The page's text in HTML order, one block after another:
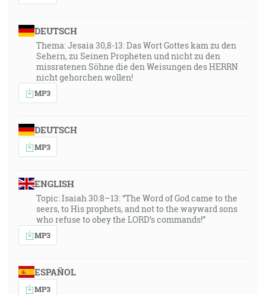
DEUTSCH
Thema: Jesaia 30,8-13: Das Wort Gottes kam zu den
Sehern, zu Seinen Propheten und nicht zu den
missratenen Söhne die den Weisungen des HERRN
nicht gehorchen wollen!
MP3
DEUTSCH
MP3
ENGLISH
Topic: Isaiah 30:8–13: “The Word of God came to the
seers, to His prophets, and not to the wayward sons
who refuse to obey the LORD’s commands!”
MP3
ESPAÑOL
MP3